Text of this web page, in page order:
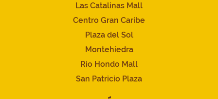
Las Catalinas Mall
Centro Gran Caribe
Plaza del Sol
Montehiedra
Rio Hondo Mall
San Patricio Plaza